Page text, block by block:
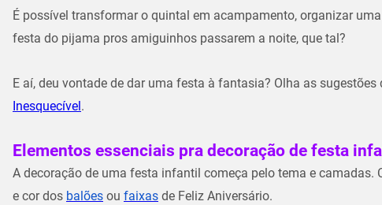
É possível transformar o quintal em acampamento, organizar
festa do pijama pros amiguinhos passarem a noite, que tal?
E aí, deu vontade de dar uma festa à fantasia? Olha as sugestões
Inesquecível .
Elementos essenciais pra decoração de festa
A decoração de uma festa infantil começa pelo tema e camadas.
e cor dos balões ou faixas de Feliz Aniversário.